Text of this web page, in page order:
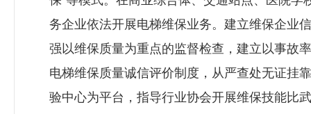
务企业依法开展电梯维保业务。建立维保企业
强以维保质量为重点的监督检查，建立以事故
电梯维保质量诚信评价制度，从严查处无证挂
验中心为平台，指导行业协会开展维保技能比